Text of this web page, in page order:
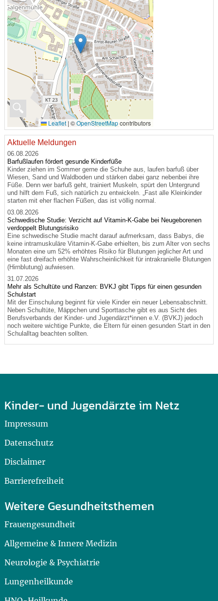
🔍
Leaflet | ©OpenStreetMapcontributors
Aktuelle Meldungen
06.08.2026
Barfußlaufen fördert gesunde Kinderfüße
Kinder ziehen im Sommer gerne die Schuhe aus, laufen barfuß über
Wiesen, Sand und Waldboden und stärken dabei ganz nebenbei ihre
Füße. Denn wer barfuß geht, trainiert Muskeln, spürt den Untergrund
und hilft dem Fuß, sich natürlich zu entwickeln. „Fast alle Kleinkinder
starten mit eher flachen Füßen, das ist völlig normal.
03.08.2026
Schwedische Studie: Verzicht auf Vitamin-K-Gabe bei Neugeborenen
verdoppelt Blutungsrisiko
Eine schwedische Studie macht darauf aufmerksam, dass Babys, die
keine intramuskuläre Vitamin-K-Gabe erhielten, bis zum Alter von sechs
Monaten eine um 52% erhöhtes Risiko für Blutungen jeglicher Art und
eine fast dreifach erhöhte Wahrscheinlichkeit für intrakranielle Blutungen
(Hirnblutung) aufwiesen.
31.07.2026
Mehr als Schultüte und Ranzen: BVKJ gibt Tipps für einen gesunden
Schulstart
Mit der Einschulung beginnt für viele Kinder ein neuer Lebensabschnitt.
Neben Schultüte, Mäppchen und Sporttasche gibt es aus Sicht des
Berufsverbands der Kinder- und Jugendärzt*innen e.V. (BVKJ) jedoch
noch weitere wichtige Punkte, die Eltern für einen gesunden Start in den
Schulalltag beachten sollten.
Kinder- und Jugendärzte im Netz
Impressum
Datenschutz
Disclaimer
Barrierefreiheit
Weitere Gesundheitsthemen
Frauengesundheit
Allgemeine & Innere Medizin
Neurologie & Psychiatrie
Lungenheilkunde